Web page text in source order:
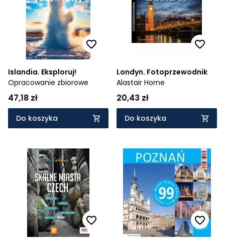
Islandia. Eksploruj!
Opracowanie zbiorowe
47,18 zł
Do koszyka
Londyn. Fotoprzewodnik
Alastair Horne
20,43 zł
Do koszyka